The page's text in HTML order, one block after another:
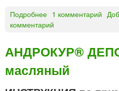
е
Подробнее
А
Р
И
Д
Е
Р
1 комментарий
комментарий
АНДРОКУР®
масляный